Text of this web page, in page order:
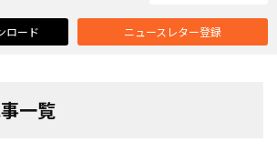
ロード ニュースレター登録
一覧